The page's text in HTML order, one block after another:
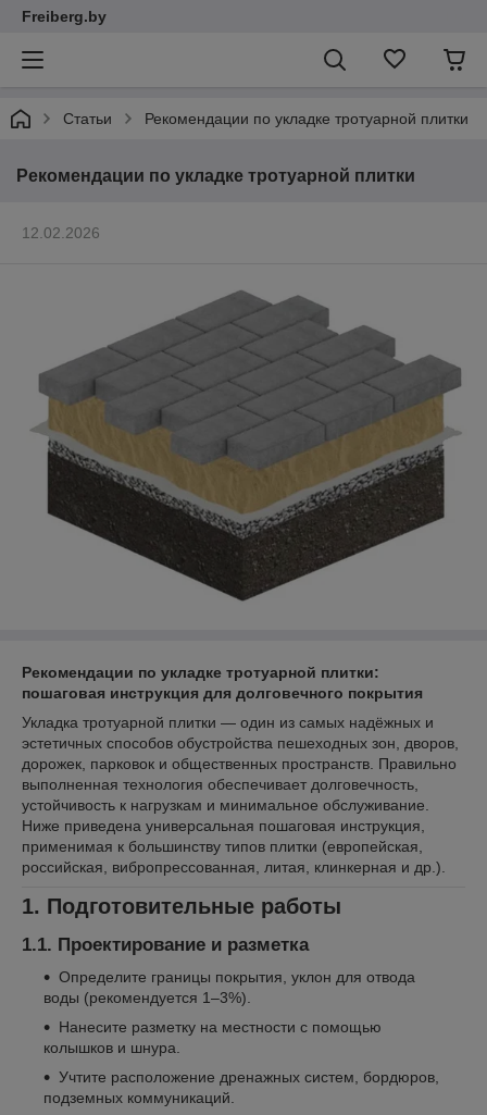
Freiberg.by
Статьи Рекомендации по укладке тротуарной плитки
Рекомендации по укладке тротуарной плитки
12.02.2026
Рекомендации по укладке тротуарной плитки:
пошаговая инструкция для долговечного покрытия
Укладка тротуарной плитки — один из самых надёжных и
эстетичных способов обустройства пешеходных зон, дворов,
дорожек, парковок и общественных пространств. Правильно
выполненная технология обеспечивает долговечность,
устойчивость к нагрузкам и минимальное обслуживание.
Ниже приведена универсальная пошаговая инструкция,
применимая к большинству типов плитки (европейская,
российская, вибропрессованная, литая, клинкерная и др.).
1. Подготовительные работы
1.1. Проектирование и разметка
Определите границы покрытия, уклон для отвода
воды (рекомендуется 1–3%).
Нанесите разметку на местности с помощью
колышков и шнура.
Учтите расположение дренажных систем, бордюров,
подземных коммуникаций.